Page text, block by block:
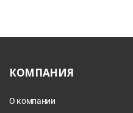
КОМПАНИЯ
О компании